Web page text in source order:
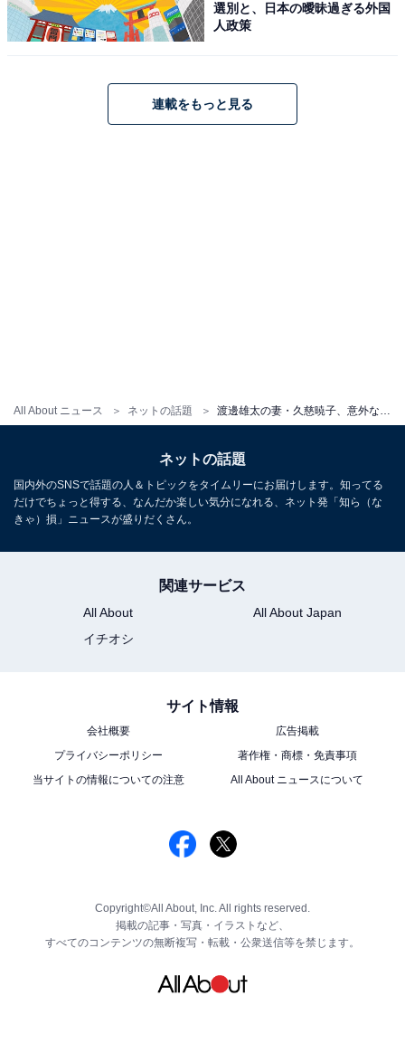
All About ニュース ネットの話題
選別と、日本の曖昧過ぎる外国
人政策
連載をもっと見る
ネットの話題
国内外のSNSで話題の人＆トピックをタイムリーにお届けします。知ってる
だけでちょっと得する、なんだか楽しい気分になれる、ネット発「知ら（な
きゃ）損」ニュースが盛りだくさん。
関連サービス
All About
All About Japan
イチオシ
サイト情報
会社概要
広告掲載
プライバシーポリシー
著作権・商標・免責事項
当サイトの情報についての注意
All About ニュースについて
Copyright©All About, Inc. All rights reserved.
掲載の記事・写真・イラストなど、
すべてのコンテンツの無断複写・転載・公衆送信等を禁じます。